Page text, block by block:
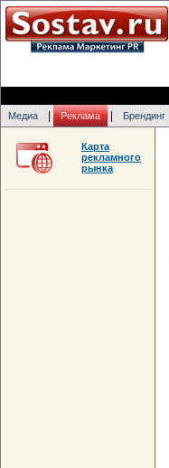
Медиа Реклама Брендинг
Карта
рекламного
рынка